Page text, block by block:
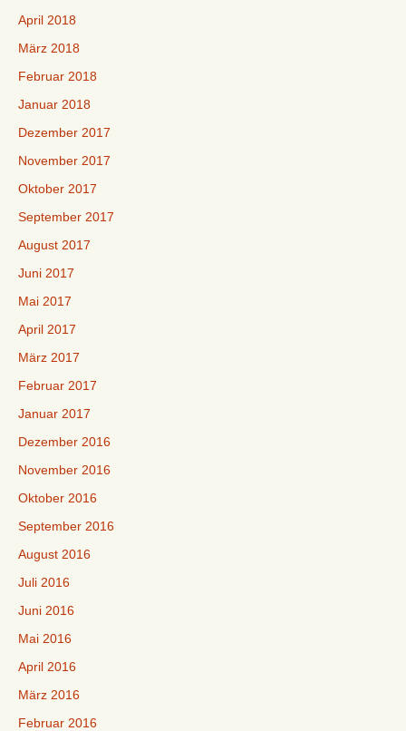
April 2018
März 2018
Februar 2018
Januar 2018
Dezember 2017
November 2017
Oktober 2017
September 2017
August 2017
Juni 2017
Mai 2017
April 2017
März 2017
Februar 2017
Januar 2017
Dezember 2016
November 2016
Oktober 2016
September 2016
August 2016
Juli 2016
Juni 2016
Mai 2016
April 2016
März 2016
Februar 2016